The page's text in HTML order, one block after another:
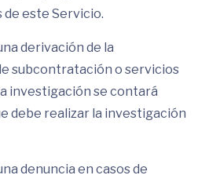
este Servicio.
derivación de la
subcontratación o servicios
investigación se contará
debe realizar la investigación
denuncia en casos de